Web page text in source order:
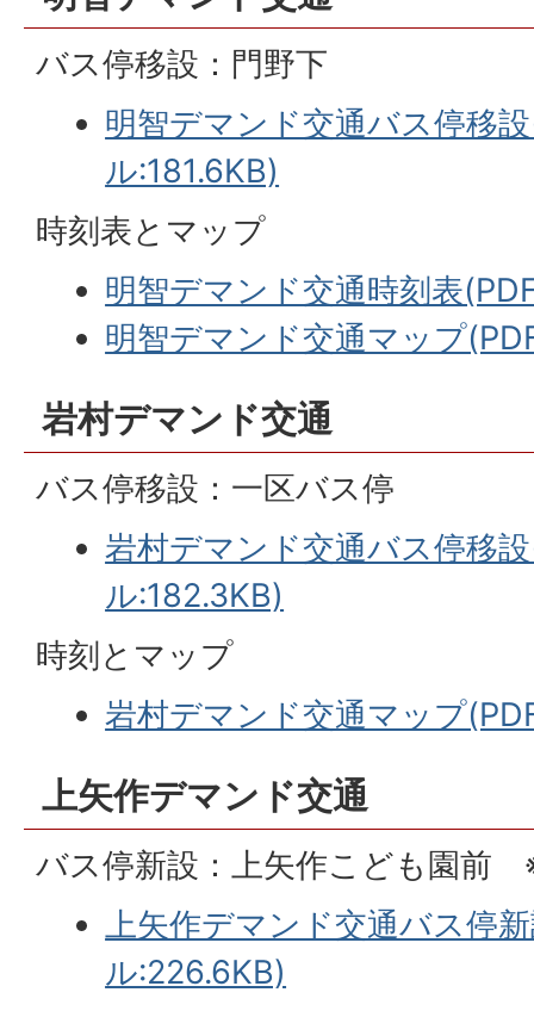
バス停移設：門野下
明智デマンド交通バス停移
ル:181.6KB)
時刻表とマップ
明智デマンド交通時刻表
明智デマンド交通マップ
岩村デマンド交通
バス停移設：一区バス停
岩村デマンド交通バス停移
ル:182.3KB)
時刻とマップ
岩村デマンド交通マップ
上矢作デマンド交通
バス停新設：上矢作こども園前
上矢作デマンド交通バス停
ル:226.6KB)